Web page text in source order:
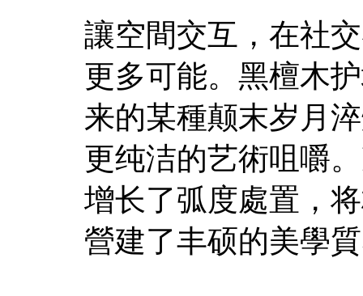
讓空間交互，在社
更多可能。黑檀木
来的某種颠末岁月
更纯洁的艺術咀嚼
增长了弧度處置，
營建了丰硕的美學